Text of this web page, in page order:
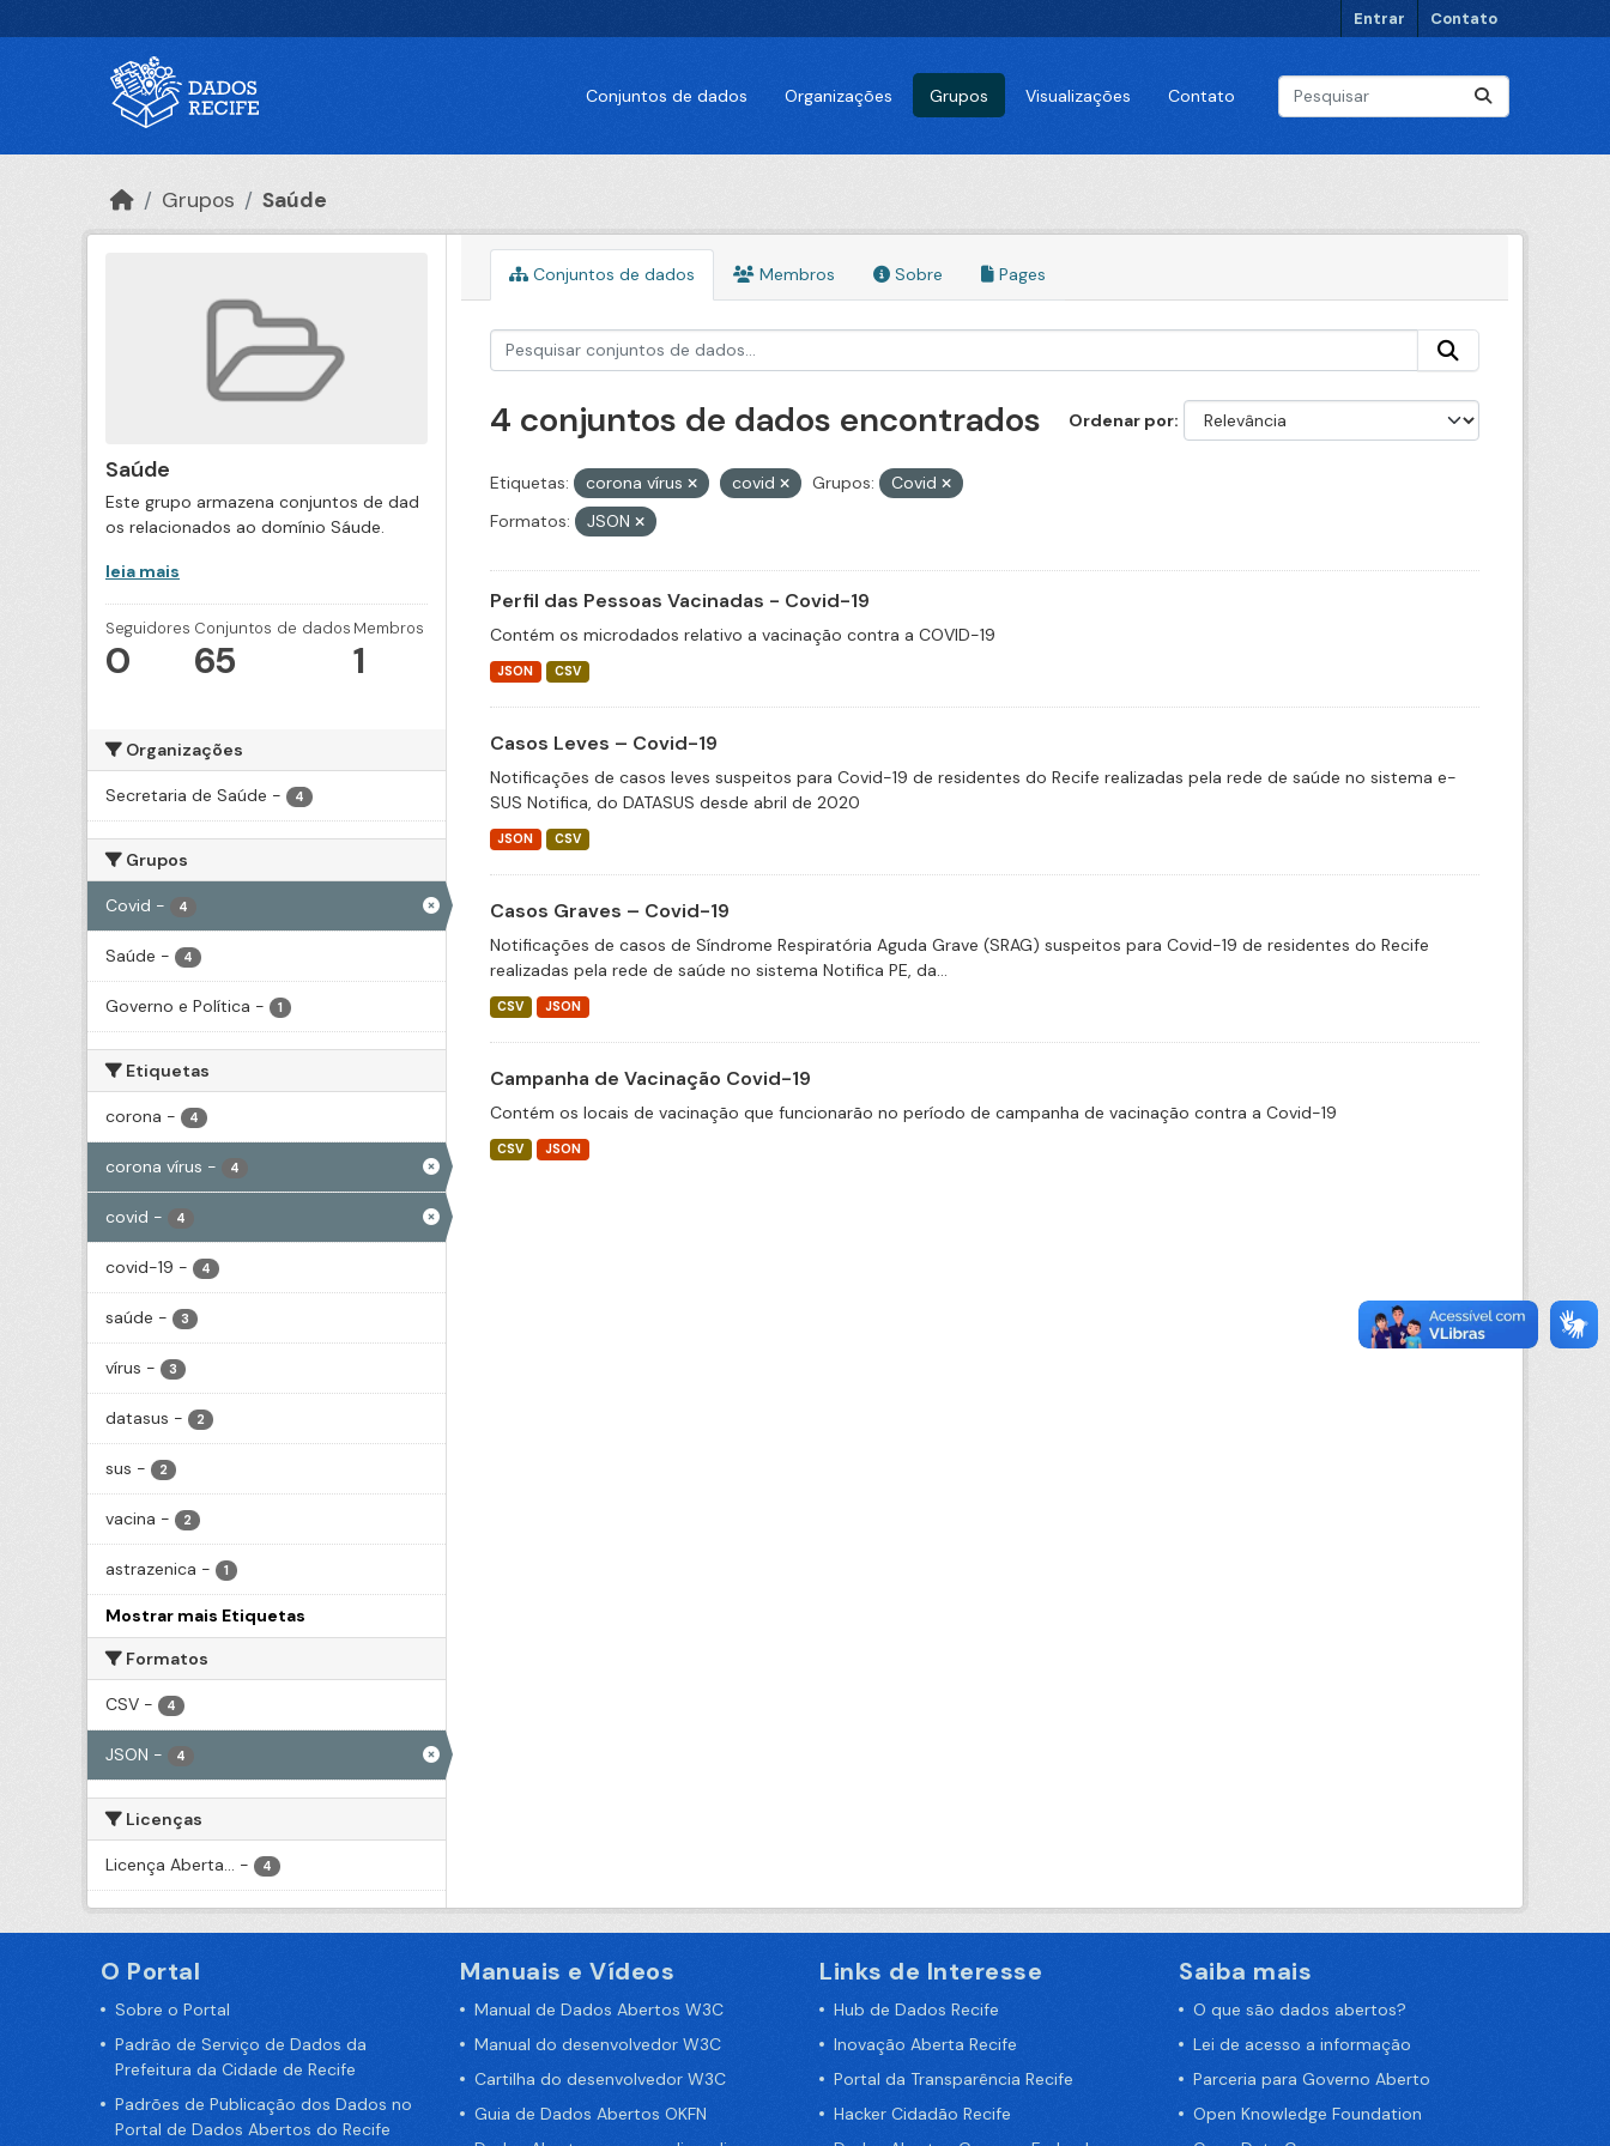
Entrar Contato
Conjuntos de dados Organizações Grupos Visualizações Contato
Grupos Saúde
Saúde
Este grupo armazena conjuntos de dad
os relacionados ao domínio Sáude.
leia mais
Seguidores
0
Conjuntos de dados
65
Membros
1
Organizações
Secretaria de Saúde - 4
Grupos
Covid - 4
Saúde - 4
Governo e Política - 1
Etiquetas
corona - 4
corona vírus - 4
covid - 4
covid-19 - 4
saúde - 3
vírus - 3
datasus - 2
sus - 2
vacina - 2
astrazenica - 1
Mostrar mais Etiquetas
Formatos
CSV - 4
JSON - 4
Licenças
Licença Aberta... - 4
Conjuntos de dados Membros Sobre Pages
Ordenar por
4 conjuntos de dados encontrados
Etiquetas: corona vírus covid Grupos:
Covid
Formatos:
JSON
Perfil das Pessoas Vacinadas - Covid-19
Contém os microdados relativo a vacinação contra a COVID-19
JSON CSV
Casos Leves – Covid-19
Notificações de casos leves suspeitos para Covid-19 de residentes do Recife realizadas pela rede de saúde no sistema e-
SUS Notifica, do DATASUS desde abril de 2020
JSON CSV
Casos Graves – Covid-19
Notificações de casos de Síndrome Respiratória Aguda Grave (SRAG) suspeitos para Covid-19 de residentes do Recife
realizadas pela rede de saúde no sistema Notifica PE, da...
CSV JSON
Campanha de Vacinação Covid-19
Contém os locais de vacinação que funcionarão no período de campanha de vacinação contra a Covid-19
CSV JSON
O Portal
Sobre o Portal
Padrão de Serviço de Dados da
Prefeitura da Cidade de Recife
Padrões de Publicação dos Dados no
Portal de Dados Abertos do Recife
Manuais e Vídeos
Manual de Dados Abertos W3C
Manual do desenvolvedor W3C
Cartilha do desenvolvedor W3C
Guia de Dados Abertos OKFN
Links de Interesse
Hub de Dados Recife
Inovação Aberta Recife
Portal da Transparência Recife
Hacker Cidadão Recife
Saiba mais
O que são dados abertos?
Lei de acesso a informação
Parceria para Governo Aberto
Open Knowledge Foundation